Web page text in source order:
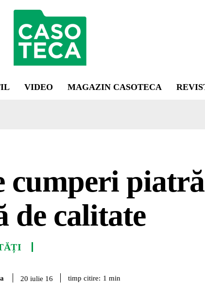
VIDEO MAGAZIN CASOTECA
cumperi piatră
de calitate
20 iulie 16 timp citire: 1 min